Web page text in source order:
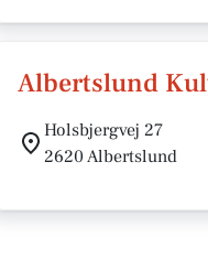
Albertslund
Holsbjergvej 27
2620 Albertslund